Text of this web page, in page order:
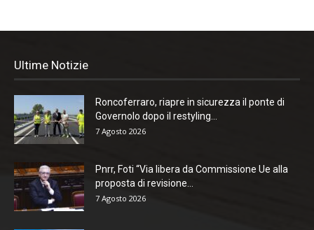
Ultime Notizie
Roncoferraro, riapre in sicurezza il ponte di
Governolo dopo il restyling...
7 Agosto 2026
Pnrr, Foti “Via libera da Commissione Ue alla
proposta di revisione...
7 Agosto 2026